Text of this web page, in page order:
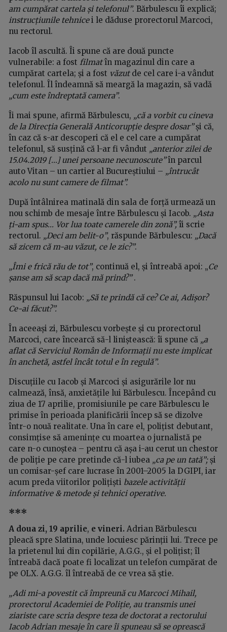
am cumpărat cartela și telefonul”. Bărbulescu îi explică;
instrucțiunile tehnicei le dăduse prorectorul Marcoci,
nu rectorul.
Iacob îl ascultă. Îi spune că are două puncte
vulnerabile: a fost filmatîn magazinul din care a
cumpărat cartela; și a fost văzutde cel care i-a vândut
telefonul. Îl îndeamnă să meargă la magazin, să vadă
„cum este îndreptată camera”.
Îi mai spune, afirmă Bărbulescu, „că a vorbit cu cineva
de la Direcția Generală Anticorupție despre dosar”și că,
în caz că s-ar descoperi că el e cel care a cumpărat
telefonul, să susțină că l-ar fi vândut „anterior zilei de
15.04.2019 [...] unei persoane necunoscute”în parcul
auto Vitan – un cartier al Bucureștiului – „întrucât
acolo nu sunt camere de filmat”.
După întâlnirea matinală din sala de forță urmează un
nou schimb de mesaje între Bărbulescu și Iacob. „Asta
ți-am spus... Vor lua toate camerele din zonă”, îi scrie
rectorul. „Deci am belit-o”, răspunde Bărbulescu: „Dacă
să zicem că m-au văzut, ce le zic?”.
„Îmi e frică rău de tot”, continuă el, și întreabă apoi: „Ce
șanse am să scap dacă mă prind?”.
Răspunsul lui Iacob: „Să te prindă că ce? Ce ai, Adișor?
Ce-ai făcut?”.
În aceeași zi, Bărbulescu vorbește și cu prorectorul
Marcoci, care încearcă să-l liniștească: îi spune că „a
aflat că Serviciul Român de Informații nu este implicat
în anchetă, astfel încât totul e în regulă”.
Discuțiile cu Iacob și Marcoci și asigurările lor nu
calmează, însă, anxietățile lui Bărbulescu. Începând cu
ziua de 17 aprilie, promisiunile pe care Bărbulescu le
primise în perioada planificării încep să se dizolve
într-o nouă realitate. Una în care el, polițist debutant,
consimțise să amenințe cu moartea o jurnalistă pe
care n-o cunoștea – pentru că așa i-au cerut un chestor
de poliție pe care pretinde că-l iubea „ca pe un tată”;și
un comisar-șef care lucrase în 2001–2005 la DGIPI, iar
acum preda viitorilor polițiști bazele activității
informative & metode și tehnici operative.
***
A doua zi, 19 aprilie, e vineri. Adrian Bărbulescu
pleacă spre Slatina, unde locuiesc părinții lui. Trece pe
la prietenul lui din copilărie, A.G.G., și el polițist; îl
întreabă dacă poate fi localizat un telefon cumpărat de
pe OLX. A.G.G. îl întreabă de ce vrea să știe.
„Adi mi-a povestit că împreună cu Marcoci Mihail,
prorectorul Academiei de Poliție, au transmis unei
ziariste care scria despre teza de doctorat a rectorului
Iacob Adrian mesaje în care îi spuneau să se oprească